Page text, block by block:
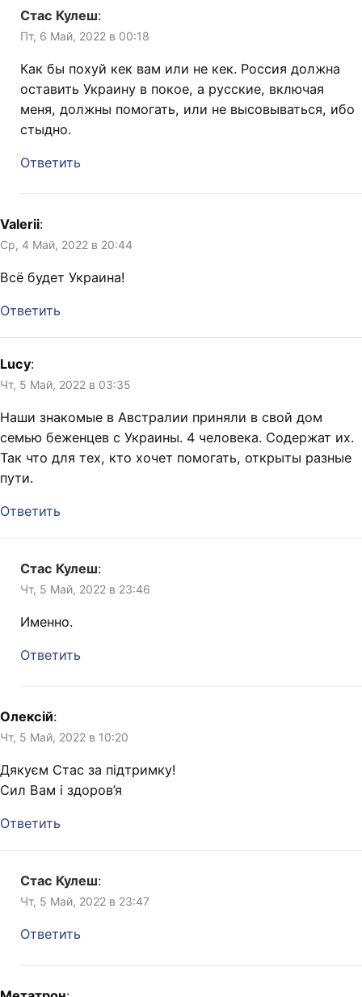
Стас Кулеш:
Пт, 6 Май, 2022 в 00:18
Как бы похуй кек вам или не кек. Россия должна
оставить Украину в покое, а русские, включая
меня, должны помогать, или не высовываться, ибо
стыдно.
Ответить
Valerii:
Ср, 4 Май, 2022 в 20:44
Всё будет Украина!
Ответить
Lucy:
Чт, 5 Май, 2022 в 03:35
Наши знакомые в Австралии приняли в свой дом
семью беженцев с Украины. 4 человека. Содержат их.
Так что для тех, кто хочет помогать, открыты разные
пути.
Ответить
Стас Кулеш:
Чт, 5 Май, 2022 в 23:46
Именно.
Ответить
Олексій:
Чт, 5 Май, 2022 в 10:20
Дякуєм Стас за підтримку!
Сил Вам і здоров’я
Ответить
Стас Кулеш:
Чт, 5 Май, 2022 в 23:47
Ответить